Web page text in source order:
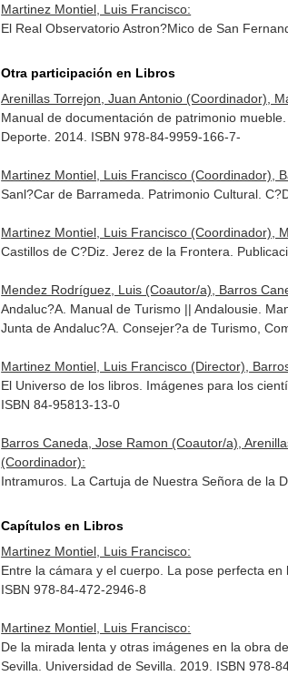
Martinez Montiel, Luis Francisco:
El Real Observatorio Astron?Mico de San
Otra participación en Libros
Arenillas Torrejon, Juan Antonio (Coordinador),
Manual de documentación de patrimonio
Deporte. 2014. ISBN 978-84-9959-166-7-
Martinez Montiel, Luis Francisco (Coordinador),
Sanl?Car de Barrameda. Patrimonio Cultural.
Martinez Montiel, Luis Francisco (Coordinador),
Castillos de C?Diz. Jerez de la Frontera.
Mendez Rodríguez, Luis (Coautor/a), Barros
Andaluc?A. Manual de Turismo || Andalousie.
Junta de Andaluc?A. Consejer?a de Turismo,
Martinez Montiel, Luis Francisco (Director),
El Universo de los libros. Imágenes para los
ISBN 84-95813-13-0
Barros Caneda, Jose Ramon (Coautor/a),
(Coordinador):
Intramuros. La Cartuja de Nuestra Señora de la
Capítulos en Libros
Martinez Montiel, Luis Francisco:
Entre la cámara y el cuerpo. La pose perfecta
ISBN 978-84-472-2946-8
Martinez Montiel, Luis Francisco:
De la mirada lenta y otras imágenes en la obra
Sevilla. Universidad de Sevilla. 2019. ISBN 978-